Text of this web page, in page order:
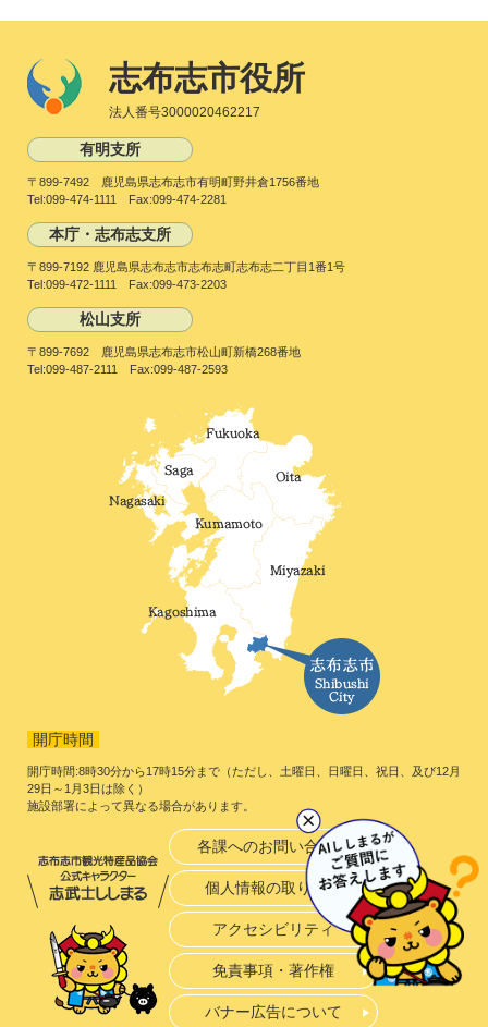
志布志市役所
法人番号3000020462217
有明支所
〒899-7492 鹿児島県志布志市有明町野井倉1756番地
Tel:099-474-1111 Fax:099-474-2281
本庁・志布志支所
〒899-7192 鹿児島県志布志市志布志町志布志二丁目1番1号
Tel:099-472-1111 Fax:099-473-2203
松山支所
〒899-7692 鹿児島県志布志市松山町新橋268番地
Tel:099-487-2111 Fax:099-487-2593
開庁時間
開庁時間:8時30分から17時15分まで（ただし、土曜日、日曜日、祝日、及び12月
29日～1月3日は除く）
施設部署によって異なる場合があります。
各課へのお問い合わせ
個人情報の取り扱い
アクセシビリティ
免責事項・著作権
バナー広告について